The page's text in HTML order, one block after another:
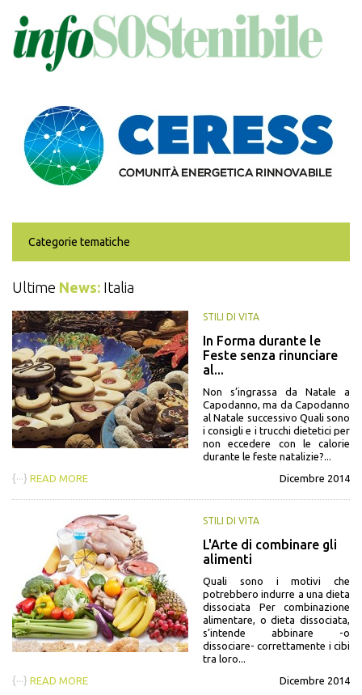
contenuto
principale
Categorie tematiche
Ultime News: Italia
STILI DI VITA
In Forma durante le
Feste senza rinunciare
al...
Non s’ingrassa da Natale a
Capodanno, ma da Capodanno
al Natale successivo Quali sono
i consigli e i trucchi dietetici per
non eccedere con le calorie
durante le feste natalizie?...
{···} READ MORE Dicembre 2014
STILI DI VITA
L'Arte di combinare gli
alimenti
Quali sono i motivi che
potrebbero indurre a una dieta
dissociata Per combinazione
alimentare, o dieta dissociata,
s’intende abbinare -o
dissociare- correttamente i cibi
tra loro...
{···} READ MORE Dicembre 2014